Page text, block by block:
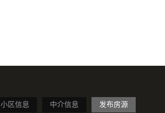
小区信息 中介信息 发布房源